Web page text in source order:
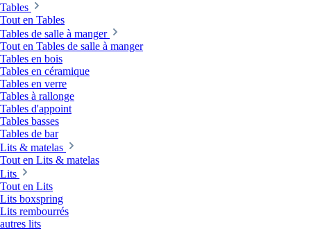
Tables
Tout en Tables
Tables de salle à manger
Tout en Tables de salle à manger
Tables en bois
Tables en céramique
Tables en verre
Tables à rallonge
Tables d'appoint
Tables basses
Tables de bar
Lits & matelas
Tout en Lits & matelas
Lits
Tout en Lits
Lits boxspring
Lits rembourrés
autres lits